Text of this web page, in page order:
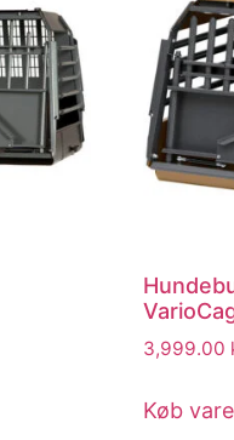
3,999.00
Køb vare